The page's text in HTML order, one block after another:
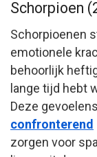
Schorpioen
Schorpioenen
emotionele
behoorlijk
lange tijd hebt
Deze
confronterend
zorgen voor